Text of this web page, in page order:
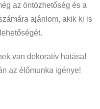
az öntözhetőség és a
ajánlom, akik ki is
van dekoratív hatása!
az élőmunka igénye!